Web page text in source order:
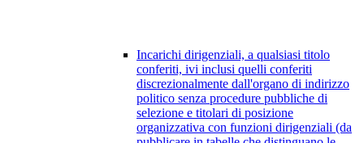
Incarichi dirigenziali, a qualsiasi titolo
conferiti, ivi inclusi quelli conferiti
discrezionalmente dall'organo di indirizzo
politico senza procedure pubbliche di
selezione e titolari di posizione
organizzativa con funzioni dirigenziali (da